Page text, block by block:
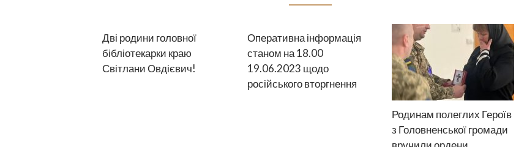
Дві родини головної
бібліотекарки краю
Світлани Овдієвич!
Оперативна інформація
станом на 18.00
19.06.2023 щодо
російського вторгнення
Родинам полеглих Героїв
з Головненської громади